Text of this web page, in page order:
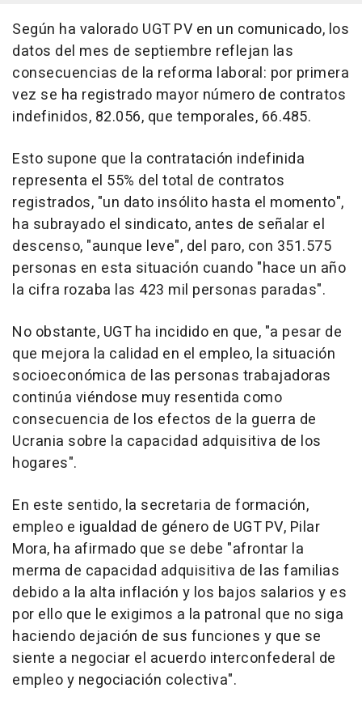
Según ha valorado UGT PV en un comunicado, los
datos del mes de septiembre reflejan las
consecuencias de la reforma laboral: por primera
vez se ha registrado mayor número de contratos
indefinidos, 82.056, que temporales, 66.485.
Esto supone que la contratación indefinida
representa el 55% del total de contratos
registrados, "un dato insólito hasta el momento",
ha subrayado el sindicato, antes de señalar el
descenso, "aunque leve", del paro, con 351.575
personas en esta situación cuando "hace un año
la cifra rozaba las 423 mil personas paradas".
No obstante, UGT ha incidido en que, "a pesar de
que mejora la calidad en el empleo, la situación
socioeconómica de las personas trabajadoras
continúa viéndose muy resentida como
consecuencia de los efectos de la guerra de
Ucrania sobre la capacidad adquisitiva de los
hogares".
En este sentido, la secretaria de formación,
empleo e igualdad de género de UGT PV, Pilar
Mora, ha afirmado que se debe "afrontar la
merma de capacidad adquisitiva de las familias
debido a la alta inflación y los bajos salarios y es
por ello que le exigimos a la patronal que no siga
haciendo dejación de sus funciones y que se
siente a negociar el acuerdo interconfederal de
empleo y negociación colectiva".